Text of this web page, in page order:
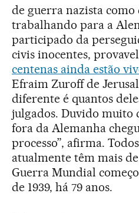
de guerra nazista como
trabalhando para a
participado da
civis inocentes,
centenas ainda estão
Efraim Zuroff de
diferente é quantos
julgados. Duvido muito
fora da Alemanha
processo”, afirma.
atualmente têm mais
Guerra Mundial
de 1939, há 79 anos.